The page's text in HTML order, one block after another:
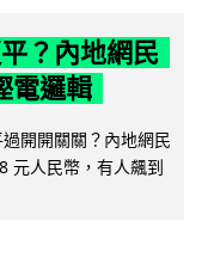
？內地網民
電邏輯
開開關關？內地網民
元人民幣，有人飆到